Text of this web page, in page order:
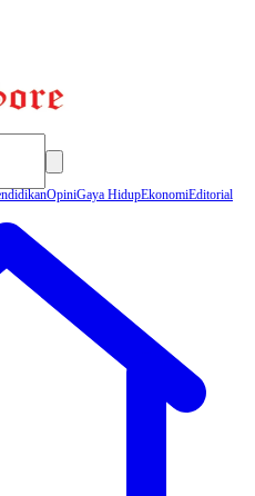
OpiniGaya HidupEkonomiEditorial